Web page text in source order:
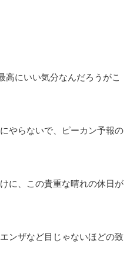
高にいい気分なんだろうがこ
やらないで、ピーカン予報の
に、この貴重な晴れの休日が
ンザなど目じゃないほどの致